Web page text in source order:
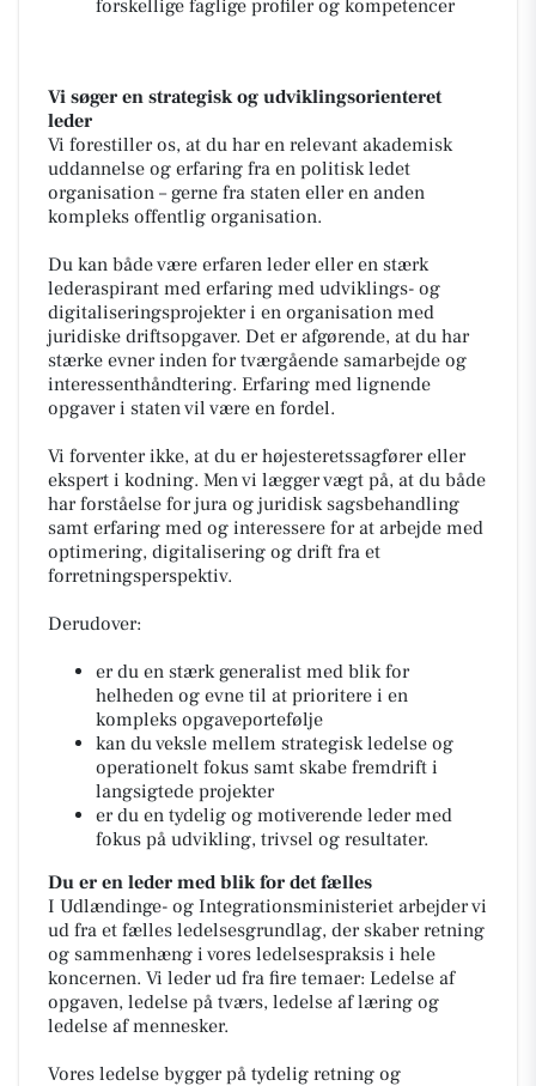
forskellige faglige profiler og kompetencer
Vi søger en strategisk og udviklingsorienteret
leder
Vi forestiller os, at du har en relevant akademisk
uddannelse og erfaring fra en politisk ledet
organisation – gerne fra staten eller en anden
kompleks offentlig organisation.
Du kan både være erfaren leder eller en stærk
lederaspirant med erfaring med udviklings- og
digitaliseringsprojekter i en organisation med
juridiske driftsopgaver. Det er afgørende, at du har
stærke evner inden for tværgående samarbejde og
interessenthåndtering. Erfaring med lignende
opgaver i staten vil være en fordel.
Vi forventer ikke, at du er højesteretssagfører eller
ekspert i kodning. Men vi lægger vægt på, at du både
har forståelse for jura og juridisk sagsbehandling
samt erfaring med og interessere for at arbejde med
optimering, digitalisering og drift fra et
forretningsperspektiv.
Derudover:
er du en stærk generalist med blik for
helheden og evne til at prioritere i en
kompleks opgaveportefølje
kan du veksle mellem strategisk ledelse og
operationelt fokus samt skabe fremdrift i
langsigtede projekter
er du en tydelig og motiverende leder med
fokus på udvikling, trivsel og resultater.
Du er en leder med blik for det fælles
I Udlændinge- og Integrationsministeriet arbejder vi
ud fra et fælles ledelsesgrundlag, der skaber retning
og sammenhæng i vores ledelsespraksis i hele
koncernen. Vi leder ud fra fire temaer: Ledelse af
opgaven, ledelse på tværs, ledelse af læring og
ledelse af mennesker.
Vores ledelse bygger på tydelig retning og